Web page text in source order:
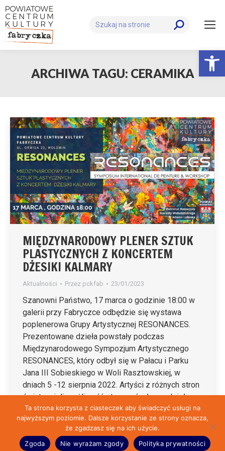
Szukaj:
ARCHIWA TAGU: CERAMIKA
MIĘDZYNARODOWY PLENER SZTUK
PLASTYCZNYCH Z KONCERTEM
DŻESIKI KALMARY
Aktualności Przez pckfab 23/01/2023
Szanowni Państwo, 17 marca o godzinie 18:00 w
galerii przy Fabryczce odbędzie się wystawa
poplenerowa Grupy Artystycznej RESONANCES.
Prezentowane dzieła powstały podczas
Międzynarodowego Sympozjum Artystycznego
RESONANCES, który odbył się w Pałacu i Parku
Jana III Sobieskiego w Woli Rasztowskiej, w
dniach 5 -12 sierpnia 2022. Artyści z różnych stron
świata mieli możliwość stworzyć własne dzieła,…
© Fabryczka 2026 | Przygotowane przez: Reklama-Wolomin.pl ht6.pl
Ta strona korzysta z ciasteczek aby świadczyć usługi na
najwyższym poziomie. Dalsze korzystanie ze strony oznacza,
że zgadzasz się na ich użycie.
Zgoda
Nie wyrażam zgody Polityka prywatności